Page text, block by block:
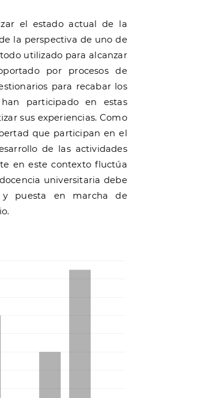
el estado actual de la
la perspectiva de uno de
utilizado para alcanzar
por procesos de
para recabar los
participado en estas
sus experiencias. Como
que participan en el
de las actividades
en este contexto fluctúa
universitaria debe
y puesta en marcha de